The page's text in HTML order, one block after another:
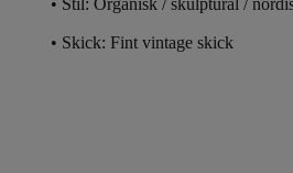
• Stil: Organisk / skulptural /
• Skick: Fint vintage skick